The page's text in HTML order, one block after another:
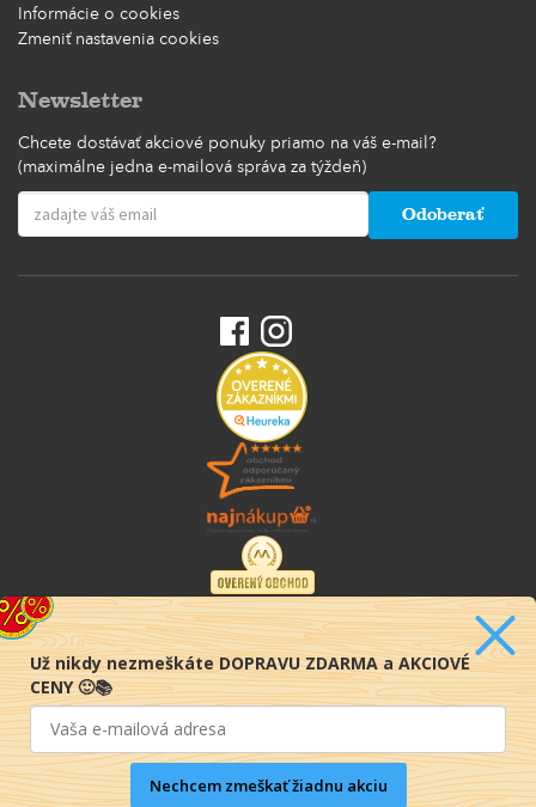
Informácie o cookies
Zmeniť nastavenia cookies
Newsletter
Chcete dostávať akciové ponuky priamo na váš e-mail?
(maximálne jedna e-mailová správa za týždeň)
Odoberať
Už nikdy nezmeškáte DOPRAVU ZDARMA a AKCIOVÉ
CENY 🙂📚
Nechcem zmeškať žiadnu akciu